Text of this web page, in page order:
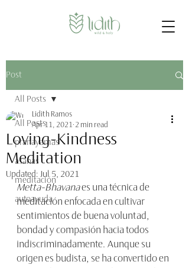
Post
All Posts
pranayamas
asanas
meditación
autoayuda
All Posts
Loving-Kindness
Meditation
Lidith Ramos
Apr 11, 2021 2 min read
Updated: Jul 5, 2021
Metta-Bhavana es una técnica de
meditación enfocada en cultivar
sentimientos de buena voluntad,
bondad y compasión hacia todos
indiscriminadamente. Aunque su
origen es budista, se ha convertido en